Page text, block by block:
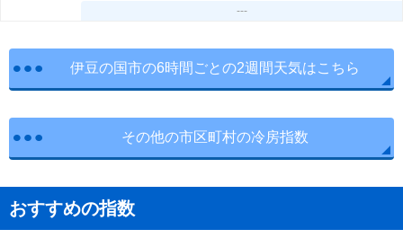
---
伊豆の国市の6時間ごとの2週間天気はこちら
その他の市区町村の冷房指数
おすすめの指数